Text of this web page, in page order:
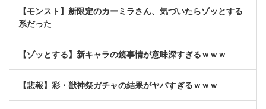
【モンスト】新限定のカーミラさん、気づいたらゾッとする
系だった
【ゾッとする】新キャラの鏡事情が意味深すぎるｗｗｗ
【悲報】彩・獣神祭ガチャの結果がヤバすぎるｗｗｗ